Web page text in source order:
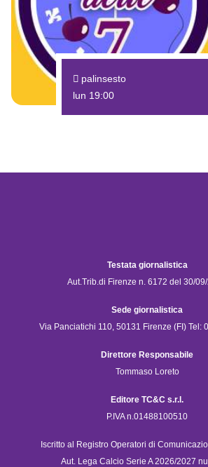
palinsesto
lun 19:00
Testata giornalistica
Aut.Trib.di Firenze n. 6172 del 30/
Sede giornalistica
Via Panciatichi 110, 50131 Firenze (FI) Tel:
Direttore Responsabile
Tommaso Loreto
Editore TC&C s.r.l.
P.IVA n.01488100510
Iscritto al Registro Operatori di
Aut. Lega Calcio Serie A 2026/2027